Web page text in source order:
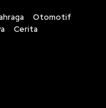
Otomotif
Cerita